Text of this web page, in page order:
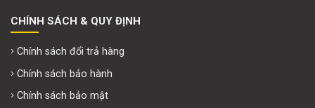
CHÍNH SÁCH & QUY ĐỊNH
Chính sách đổi trả hàng
Chính sách bảo hành
Chính sách bảo mật